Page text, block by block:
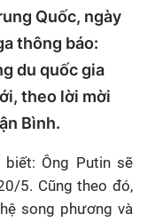
Quốc, ngày
thông báo:
du quốc gia
theo lời mời
Bình.
Ông Putin sẽ
5. Cũng theo đó,
song phương và